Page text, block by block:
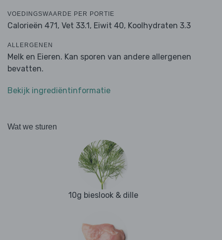
VOEDINGSWAARDE PER PORTIE
Calorieën 471, Vet 33.1, Eiwit 40, Koolhydraten 3.3
ALLERGENEN
Melk en Eieren. Kan sporen van andere allergenen
bevatten.
Bekijk ingrediëntinformatie
Wat we sturen
10g bieslook & dille